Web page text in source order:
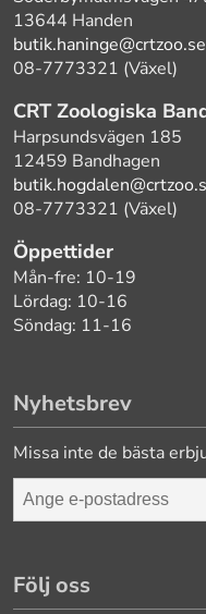
13644 Handen
butik.haninge@crtzoo.se
08-7773321 (Växel)
CRT Zoologiska
Harpsundsvägen 185
12459 Bandhagen
08-7773321 (Växel)
Öppettider
Mån-fre: 10-19
Lördag: 10-16
Söndag: 11-16
Nyhetsbrev
Missa inte de bästa
Följ oss